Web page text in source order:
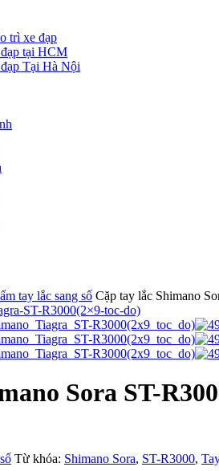
trì xe đạp
tại HCM
Tại Hà Nội
tay lắc sang số Cặp tay lắc Shimano
Sora ST-
Từ khóa: Shimano Sora, ST-R3000,